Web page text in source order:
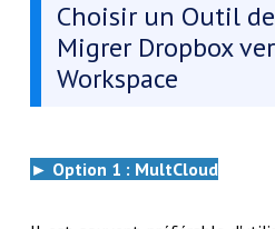
Choisir un Outil de
Migrer Dropbox
Workspace
► Option 1 : MultCloud